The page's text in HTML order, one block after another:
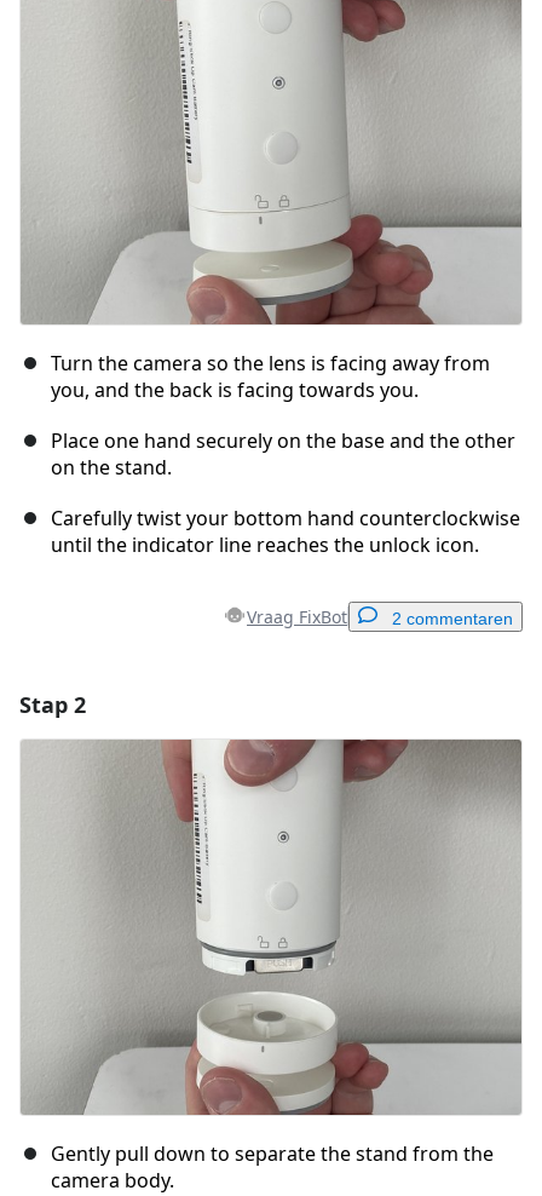
Turn the camera so the lens is facing away from
you, and the back is facing towards you.
Place one hand securely on the base and the other
on the stand.
Carefully twist your bottom hand counterclockwise
until the indicator line reaches the unlock icon.
Vraag FixBot 2 commentaren
Voeg opmerking toe
Stap 2
Gently pull down to separate the stand from the
camera body.